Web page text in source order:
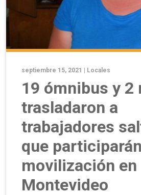
septiembre 15, 2021 | Locales
19 ómnibus y 2
trasladaron a
trabajadores
que
movilización en
Montevideo